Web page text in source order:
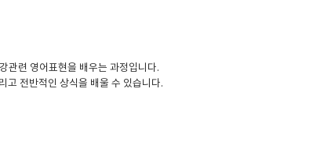
관련 영어표현을 배우는 과정입니다.
고 전반적인 상식을 배울 수 있습니다.